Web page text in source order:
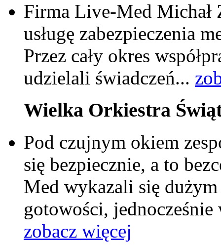
Firma Live-Med Michał
usługę zabezpieczenia
Przez cały okres
udzielali świadczeń...
Wielka Orkiestra
Pod czujnym okiem
się bezpiecznie, a to
Med wykazali się
gotowości, jednocześnie
zobacz więcej